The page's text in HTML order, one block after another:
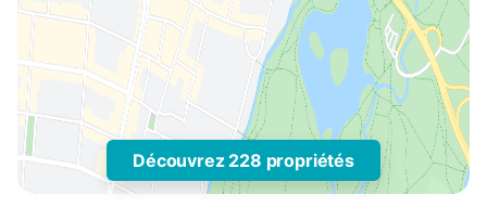
Découvrez 228 propriétés